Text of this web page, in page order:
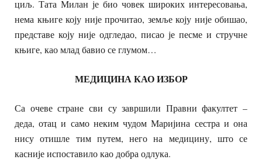
циљ. Тата Милан је био човек широких интересовања,
нема књиге коју није прочитао, земље коју није обишао,
представе коју није одгледао, писао је песме и стручне
књиге, као млад бавио се глумом…
МЕДИЦИНА КАО ИЗБОР
Са очеве стране сви су завршили Правни факултет –
деда, отац и само неким чудом Маријина сестра и она
нису отишле тим путем, него на медицину, што се
касније испоставило као добра одлука.